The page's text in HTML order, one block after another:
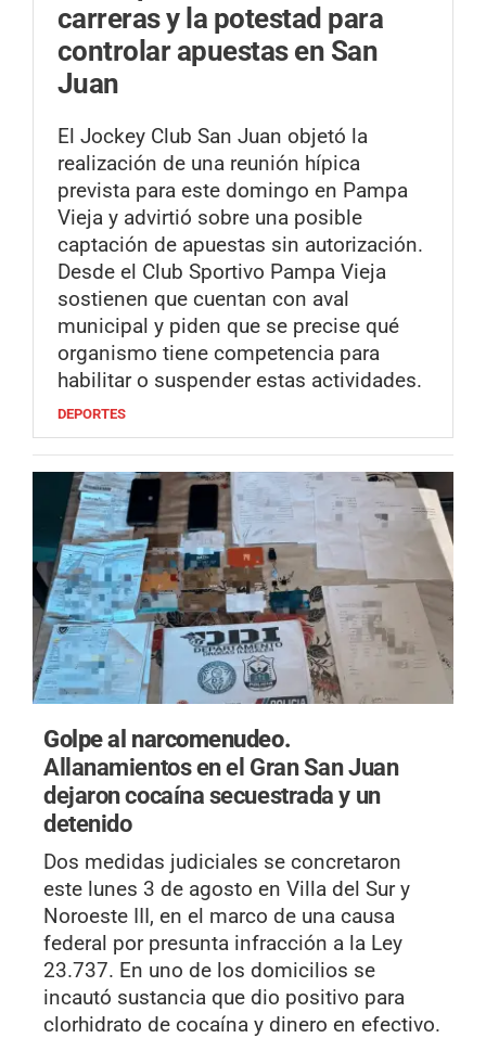
carreras y la potestad para
controlar apuestas en San
Juan
El Jockey Club San Juan objetó la
realización de una reunión hípica
prevista para este domingo en Pampa
Vieja y advirtió sobre una posible
captación de apuestas sin autorización.
Desde el Club Sportivo Pampa Vieja
sostienen que cuentan con aval
municipal y piden que se precise qué
organismo tiene competencia para
habilitar o suspender estas actividades.
DEPORTES
Golpe al narcomenudeo.
Allanamientos en el Gran San Juan
dejaron cocaína secuestrada y un
detenido
Dos medidas judiciales se concretaron
este lunes 3 de agosto en Villa del Sur y
Noroeste III, en el marco de una causa
federal por presunta infracción a la Ley
23.737. En uno de los domicilios se
incautó sustancia que dio positivo para
clorhidrato de cocaína y dinero en efectivo.